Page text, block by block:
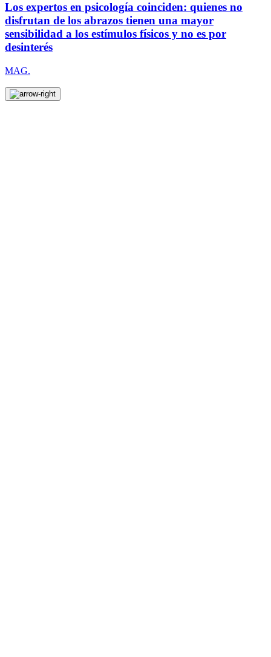
Los expertos en psicología coinciden: quienes no
disfrutan de los abrazos tienen una mayor
sensibilidad a los estímulos físicos y no es por
desinterés
MAG.